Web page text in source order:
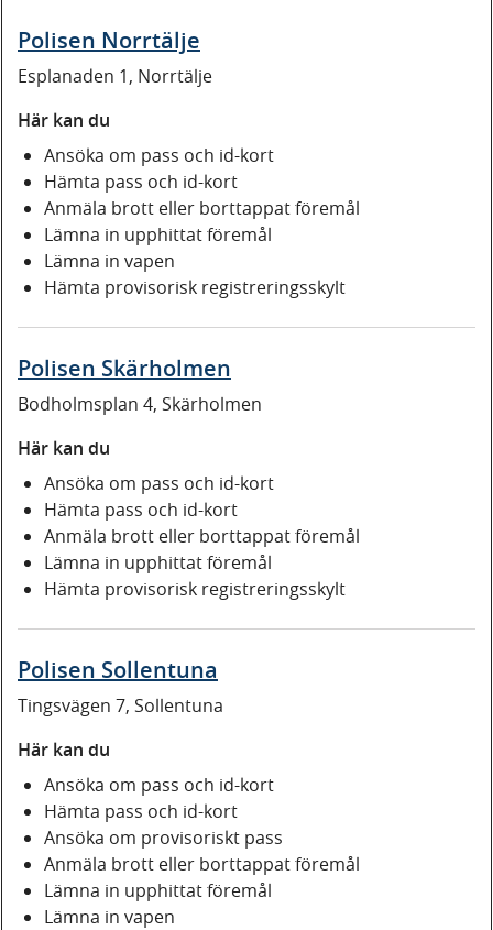
Polisen Norrtälje
Esplanaden 1, Norrtälje
Här kan du
Ansöka om pass och id-kort
Hämta pass och id-kort
Anmäla brott eller borttappat föremål
Lämna in upphittat föremål
Lämna in vapen
Hämta provisorisk registreringsskylt
Polisen Skärholmen
Bodholmsplan 4, Skärholmen
Här kan du
Ansöka om pass och id-kort
Hämta pass och id-kort
Anmäla brott eller borttappat föremål
Lämna in upphittat föremål
Hämta provisorisk registreringsskylt
Polisen Sollentuna
Tingsvägen 7, Sollentuna
Här kan du
Ansöka om pass och id-kort
Hämta pass och id-kort
Ansöka om provisoriskt pass
Anmäla brott eller borttappat föremål
Lämna in upphittat föremål
Lämna in vapen